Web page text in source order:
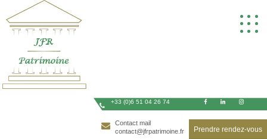
to
content
+33 (0)6 51 04 26 74
Contact mail
contact@jfrpatrimoine.fr
Prendre rendez-vous